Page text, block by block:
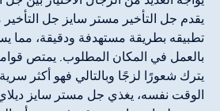
يقدم جل التأخير مستر سايز جل
تطبيقه بطريقة مستهدفة ودقيقة، مما
بالعمل في المكان المطلوب. يمتص
يترك شعورًا لزجًا وبالتالي فهو أكثر
الوقت نفسه، يغذي جل مستر سايز